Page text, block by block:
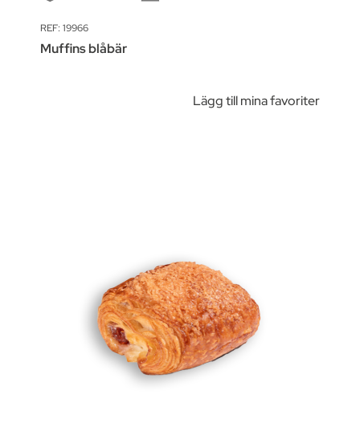
REF: 19966
Muffins blåbär
Lägg till mina favoriter